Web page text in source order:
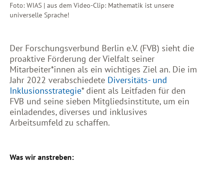
Foto: WIAS | aus dem Video-Clip: Mathematik ist unsere
universelle Sprache!
Der Forschungsverbund Berlin e.V. (FVB) sieht die
proaktive Förderung der Vielfalt seiner
Mitarbeiter*innen als ein wichtiges Ziel an. Die im
Jahr 2022 verabschiedete Diversitäts- und
Inklusionsstrategie* dient als Leitfaden für den
FVB und seine sieben Mitgliedsinstitute, um ein
einladendes, diverses und inklusives
Arbeitsumfeld zu schaffen.
Was wir anstreben: